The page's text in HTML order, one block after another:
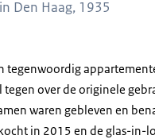
Den Haag, 1935
tegenwoordig
over de originele
waren gebleven en
in 2015 en de glas-in-